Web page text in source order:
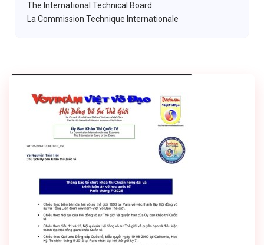
The International Technical Board
La Commission Technique Internationale